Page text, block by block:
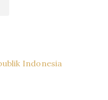
Indonesia